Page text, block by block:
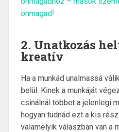
önmagad!
2. Unatkozás
kreatív
Ha a munkád unalmassá
belül. Kinek a munkáját
csinálnál többet a jelenlegi
hogyan tudnád ezt a kis
valamelyik válaszban van a